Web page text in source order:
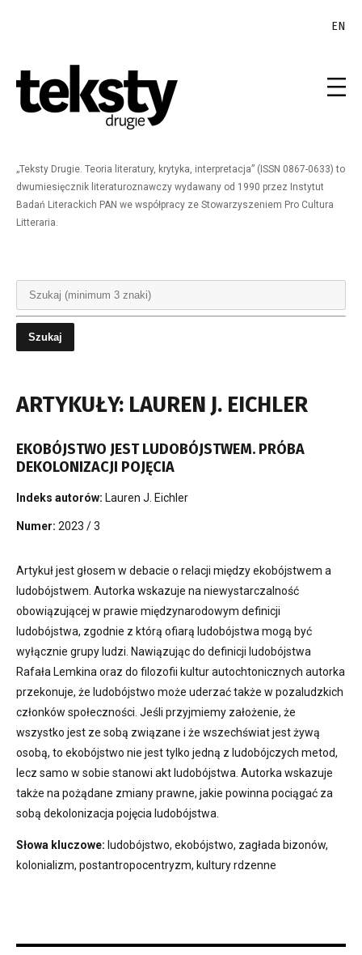
EN
„Teksty Drugie. Teoria literatury, krytyka, interpretacja” (ISSN 0867-0633) to
dwumiesięcznik literaturoznawczy wydawany od 1990 przez Instytut
Badań Literackich PAN we współpracy ze Stowarzyszeniem Pro Cultura
Litteraria.
ARTYKUŁY: LAUREN J. EICHLER
EKOBÓJSTWO JEST LUDOBÓJSTWEM. PRÓBA
DEKOLONIZACJI POJĘCIA
Indeks autorów: Lauren J. Eichler
Numer: 2023 / 3
Artykuł jest głosem w debacie o relacji między ekobójstwem a
ludobójstwem. Autorka wskazuje na niewystarczalność
obowiązującej w prawie międzynarodowym definicji
ludobójstwa, zgodnie z którą ofiarą ludobójstwa mogą być
wyłącznie grupy ludzi. Nawiązując do definicji ludobójstwa
Rafała Lemkina oraz do filozofii kultur autochtonicznych autorka
przekonuje, że ludobójstwo może uderzać także w pozaludzkich
członków społeczności. Jeśli przyjmiemy założenie, że
wszystko jest ze sobą związane i że wszechświat jest żywą
osobą, to ekobójstwo nie jest tylko jedną z ludobójczych metod,
lecz samo w sobie stanowi akt ludobójstwa. Autorka wskazuje
także na pożądane zmiany prawne, jakie powinna pociągać za
sobą dekolonizacja pojęcia ludobójstwa.
Słowa kluczowe: ludobójstwo, ekobójstwo, zagłada bizonów,
kolonializm, postantropocentryzm, kultury rdzenne